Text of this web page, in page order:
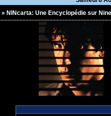
» NINcarta: Une Encyclopédie sur